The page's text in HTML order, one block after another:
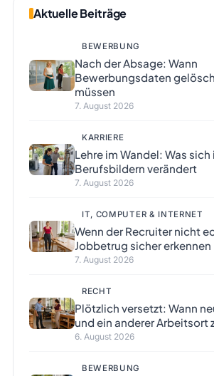
Aktuelle Beiträge
BEWERBUNG
Nach der Absage: Wann
Bewerbungsdaten
müssen
7. August 2026
KARRIERE
Lehre im Wandel: Was sich
Berufsbildern verändert
7. August 2026
IT, COMPUTER & INTERNET
Wenn der Recruiter nicht
Jobbetrug sicher erkennen
7. August 2026
RECHT
Plötzlich versetzt: Wann
und ein anderer Arbeitsort
6. August 2026
BEWERBUNG